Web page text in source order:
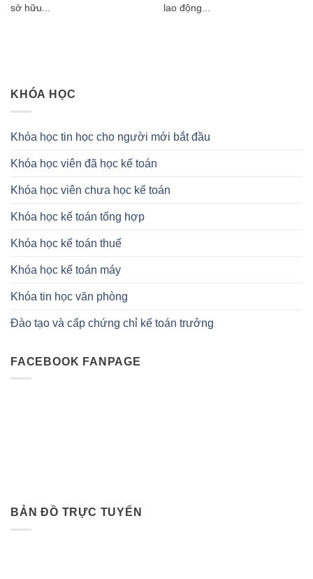
sở hữu...
lao động...
KHÓA HỌC
Khóa học tin học cho người mới bắt đầu
Khóa học viên đã học kế toán
Khóa học viên chưa học kế toán
Khóa học kế toán tổng hợp
Khóa học kế toán thuế
Khóa học kế toán máy
Khóa tin học văn phòng
Đào tạo và cấp chứng chỉ kế toán trưởng
FACEBOOK FANPAGE
BẢN ĐỒ TRỰC TUYẾN